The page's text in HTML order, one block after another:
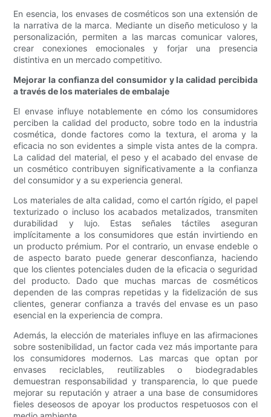
En esencia, los envases de cosméticos son una extensión de
la narrativa de la marca. Mediante un diseño meticuloso y la
personalización, permiten a las marcas comunicar valores,
crear conexiones emocionales y forjar una presencia
distintiva en un mercado competitivo.
Mejorar la confianza del consumidor y la calidad percibida
a través de los materiales de embalaje
El envase influye notablemente en cómo los consumidores
perciben la calidad del producto, sobre todo en la industria
cosmética, donde factores como la textura, el aroma y la
eficacia no son evidentes a simple vista antes de la compra.
La calidad del material, el peso y el acabado del envase de
un cosmético contribuyen significativamente a la confianza
del consumidor y a su experiencia general.
Los materiales de alta calidad, como el cartón rígido, el papel
texturizado o incluso los acabados metalizados, transmiten
durabilidad y lujo. Estas señales táctiles aseguran
implícitamente a los consumidores que están invirtiendo en
un producto prémium. Por el contrario, un envase endeble o
de aspecto barato puede generar desconfianza, haciendo
que los clientes potenciales duden de la eficacia o seguridad
del producto. Dado que muchas marcas de cosméticos
dependen de las compras repetidas y la fidelización de sus
clientes, generar confianza a través del envase es un paso
esencial en la experiencia de compra.
Además, la elección de materiales influye en las afirmaciones
sobre sostenibilidad, un factor cada vez más importante para
los consumidores modernos. Las marcas que optan por
envases reciclables, reutilizables o biodegradables
demuestran responsabilidad y transparencia, lo que puede
mejorar su reputación y atraer a una base de consumidores
fieles deseosos de apoyar los productos respetuosos con el